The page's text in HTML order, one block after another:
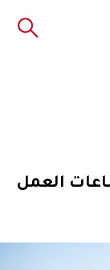
العمل